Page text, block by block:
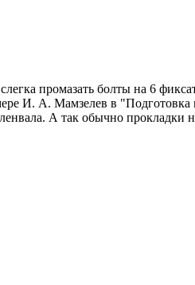
промазать болты на 6
И. А. Мамзелев в "Подготовка
А так обычно прокладки